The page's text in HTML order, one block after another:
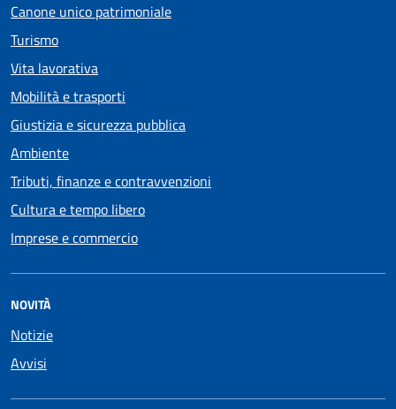
Canone unico patrimoniale
Turismo
Vita lavorativa
Mobilità e trasporti
Giustizia e sicurezza pubblica
Ambiente
Tributi, finanze e contravvenzioni
Cultura e tempo libero
Imprese e commercio
NOVITÀ
Notizie
Avvisi